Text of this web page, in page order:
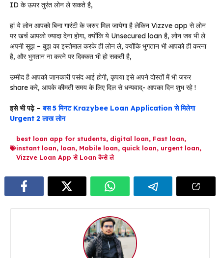
ID के ऊपर तुरंत लोन ले सकते है,
हां ये लोन आपको बिना गारंटी के जरुर मिल जायेगा है लेकिन Vizzve app से लोन
पर खर्च आपको ज्यादा देना होगा, क्योंकि ये Unsecured loan है, लोन जब भी ले
अपनी सूझ – बुझ का इस्तेमाल करके ही लोन ले, क्योंकि भुगतान भी आपको ही करना
है, और भुगतान ना करने पर दिक्कत भी हो सकती है,
उम्मीद है आपको जानकारी पसंद आई होगी, कृपया इसे अपने दोस्तों में भी जरुर
share करे, आपके कीमती समय के लिए दिल से धन्यवाद्- आपका दिन शुभ रहे !
इसे भी पढ़े –बस 5 मिनट Krazybee Loan Application से मिलेगा
Urgent 2 लाख लोन
best loan app for students, digital loan, Fast loan,
instant loan, loan, Mobile loan, quick loan, urgent loan,
Vizzve Loan App से Loan कैसे ले